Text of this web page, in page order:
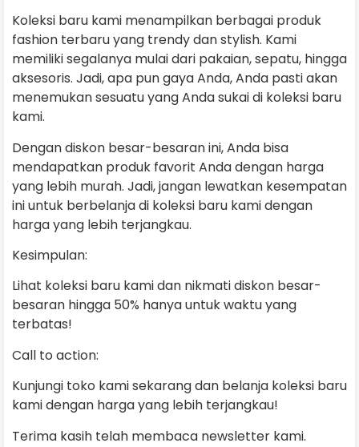
Koleksi baru kami menampilkan berbagai produk
fashion terbaru yang trendy dan stylish. Kami
memiliki segalanya mulai dari pakaian, sepatu, hingga
aksesoris. Jadi, apa pun gaya Anda, Anda pasti akan
menemukan sesuatu yang Anda sukai di koleksi baru
kami.
Dengan diskon besar-besaran ini, Anda bisa
mendapatkan produk favorit Anda dengan harga
yang lebih murah. Jadi, jangan lewatkan kesempatan
ini untuk berbelanja di koleksi baru kami dengan
harga yang lebih terjangkau.
Kesimpulan:
Lihat koleksi baru kami dan nikmati diskon besar-
besaran hingga 50% hanya untuk waktu yang
terbatas!
Call to action:
Kunjungi toko kami sekarang dan belanja koleksi baru
kami dengan harga yang lebih terjangkau!
Terima kasih telah membaca newsletter kami.